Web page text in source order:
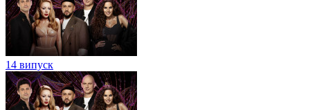
14 випуск